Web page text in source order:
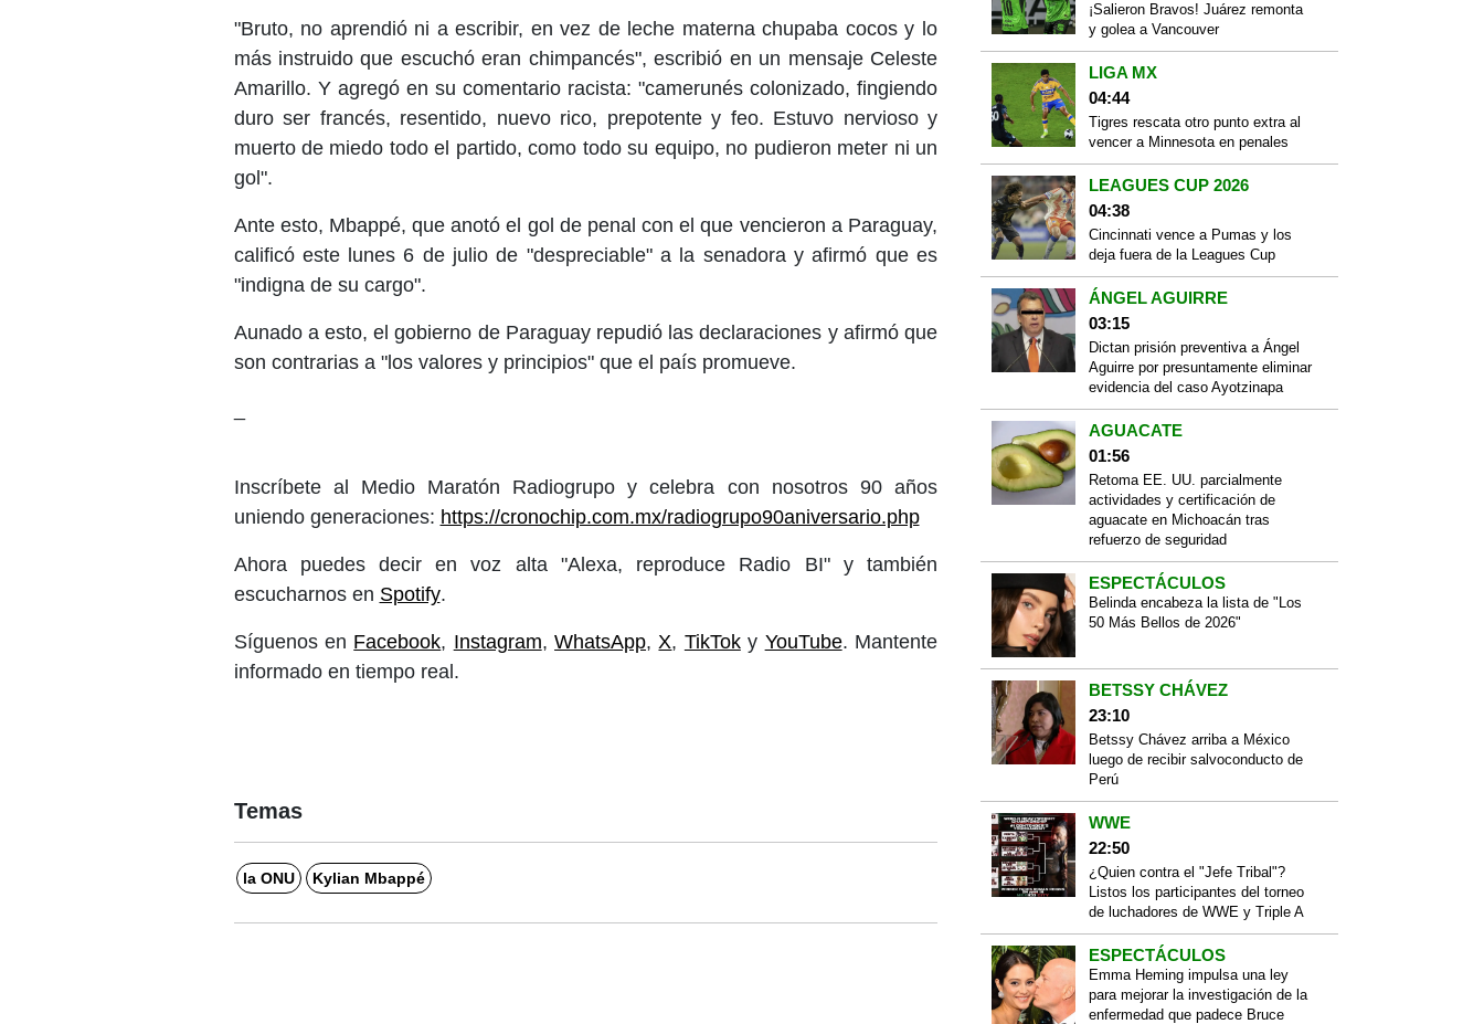
"Bruto, no aprendió ni a escribir, en vez de leche materna chupaba cocos y lo
más instruido que escuchó eran chimpancés", escribió en un mensaje Celeste
Amarillo. Y agregó en su comentario racista: "camerunés colonizado, fingiendo
duro ser francés, resentido, nuevo rico, prepotente y feo. Estuvo nervioso y
muerto de miedo todo el partido, como todo su equipo, no pudieron meter ni un
gol".
Ante esto, Mbappé, que anotó el gol de penal con el que vencieron a Paraguay,
calificó este lunes 6 de julio de "despreciable" a la senadora y afirmó que es
"indigna de su cargo".
Aunado a esto, el gobierno de Paraguay repudió las declaraciones y afirmó que
son contrarias a "los valores y principios" que el país promueve.
Inscríbete al Medio Maratón Radiogrupo y celebra con nosotros 90 años
uniendo generaciones: https://cronochip.com.mx/radiogrupo90aniversario.php
Ahora puedes decir en voz alta "Alexa, reproduce Radio BI" y también
escucharnos en Spotify.
Síguenos en Facebook, Instagram,WhatsApp,X, TikToky YouTube. Mantente
informado en tiempo real.
Temas
la ONU Kylian Mbappé
¡Salieron Bravos! Juárez remonta
y golea a Vancouver
LIGA MX
04:44
Tigres rescata otro punto extra al
vencer a Minnesota en penales
LEAGUES CUP 2026
04:38
Cincinnati vence a Pumas y los
deja fuera de la Leagues Cup
ÁNGEL AGUIRRE
03:15
Dictan prisión preventiva a Ángel
Aguirre por presuntamente eliminar
evidencia del caso Ayotzinapa
AGUACATE
01:56
Retoma EE. UU. parcialmente
actividades y certificación de
aguacate en Michoacán tras
refuerzo de seguridad
ESPECTÁCULOS
Belinda encabeza la lista de "Los
50 Más Bellos de 2026"
BETSSY CHÁVEZ
23:10
Betssy Chávez arriba a México
luego de recibir salvoconducto de
Perú
WWE
22:50
¿Quien contra el "Jefe Tribal"?
Listos los participantes del torneo
de luchadores de WWE y Triple A
ESPECTÁCULOS
Emma Heming impulsa una ley
para mejorar la investigación de la
enfermedad que padece Bruce